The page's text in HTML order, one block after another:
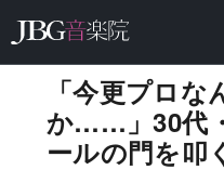
「今更プロ
か……」30代
ールの門を叩